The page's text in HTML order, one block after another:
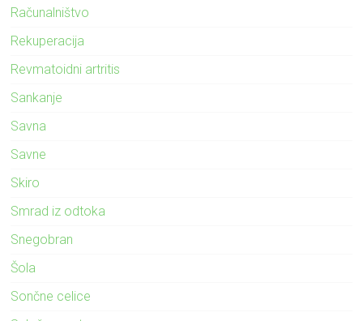
Računalništvo
Rekuperacija
Revmatoidni artritis
Sankanje
Savna
Savne
Skiro
Smrad iz odtoka
Snegobran
Šola
Sončne celice